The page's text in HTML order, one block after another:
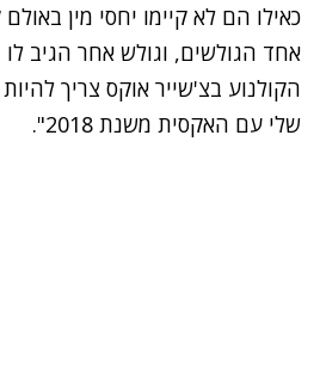
כאילו הם לא קיימו יחסי מין
אחד הגולשים, וגולש אחר הגיב לו
הקולנוע בצ'שייר אוקס צריך
שלי עם האקסית משנת 2018".